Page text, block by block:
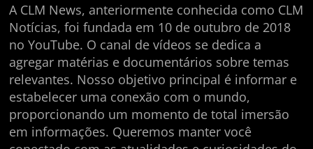
A CLM News, anteriormente conhecida como CLM
Notícias, foi fundada em 10 de outubro de 2018
no YouTube. O canal de vídeos se dedica a
agregar matérias e documentários sobre temas
relevantes. Nosso objetivo principal é informar e
estabelecer uma conexão com o mundo,
proporcionando um momento de total imersão
em informações. Queremos manter você